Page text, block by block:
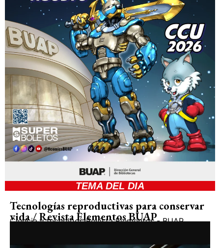
TEMA DEL DIA
Tecnologías reproductivas para conservar
vida / Revista Elementos BUAP
Ciencia y tecnologíaRevista Elementos - BUAP